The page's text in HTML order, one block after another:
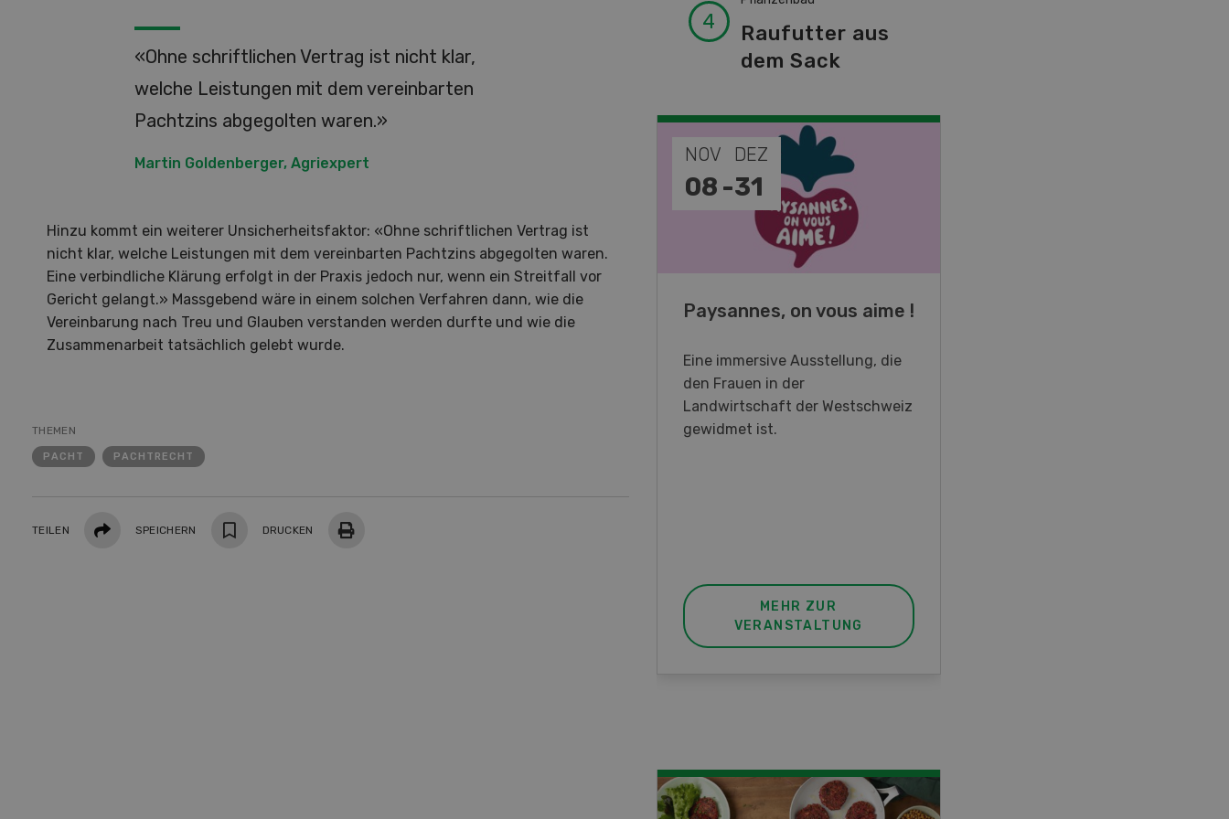
«Ohne schriftlichen Vertrag ist nicht klar,
welche Leistungen mit dem vereinbarten
Pachtzins abgegolten waren.»
Martin Goldenberger, Agriexpert
Hinzu kommt ein weiterer Unsicherheitsfaktor: «Ohne schriftlichen Vertrag ist
nicht klar, welche Leistungen mit dem vereinbarten Pachtzins abgegolten waren.
Eine verbindliche Klärung erfolgt in der Praxis jedoch nur, wenn ein Streitfall vor
Gericht gelangt.» Massgebend wäre in einem solchen Verfahren dann, wie die
Vereinbarung nach Treu und Glauben verstanden werden durfte und wie die
Zusammenarbeit tatsächlich gelebt wurde.
THEMEN
PACHT PACHTRECHT
TEILEN Teilen SPEICHERN DRUCKEN
Raufutter aus
dem Sack
Demo Days 2026
NOV
08 -
DEZ
31
Paysannes, on vous aime !
Eine immersive Ausstellung, die
den Frauen in der
Landwirtschaft der Westschweiz
gewidmet ist.
MEHR ZUR
VERANSTALTUNG